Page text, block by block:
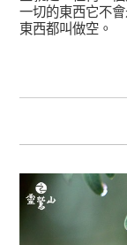
一切的東西它不
東西都叫做空。